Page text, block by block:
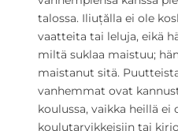
talossa. Iliuțălla ei ole
vaatteita tai leluja, eikä
miltä suklaa maistuu;
maistanut sitä.
vanhemmat ovat
koulussa, vaikka heillä ei
koulutarvikkeisiin tai